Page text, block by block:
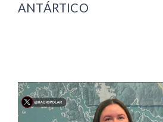
ANTÁRTICO